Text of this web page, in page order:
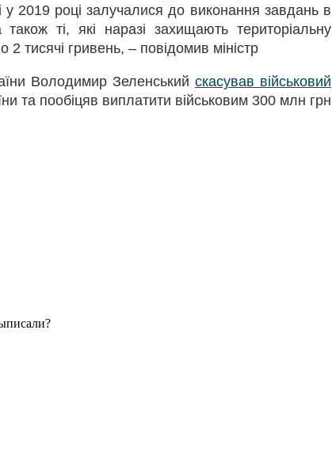
у 2019 році залучалися до виконання завдань в
ті, які наразі захищають територіальну
2 тисячі гривень, – повідомив міністр
Володимир Зеленський скасував військовий
та пообіцяв виплатити військовим 300 млн грн